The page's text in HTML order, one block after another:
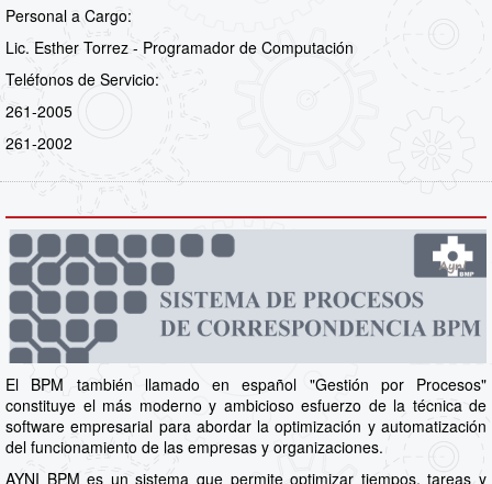
Personal a Cargo:
Lic. Esther Torrez - Programador de Computación
Teléfonos de Servicio:
261-2005
261-2002
El BPM también llamado en español "Gestión por Procesos"
constituye el más moderno y ambicioso esfuerzo de la técnica de
software empresarial para abordar la optimización y automatización
del funcionamiento de las empresas y organizaciones.
AYNI BPM es un sistema que permite optimizar tiempos, tareas y